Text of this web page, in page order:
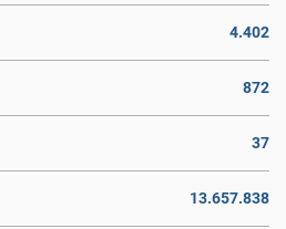
4.402
872
37
13.657.838